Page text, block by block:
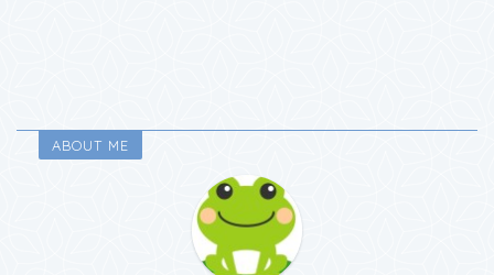
ABOUT ME